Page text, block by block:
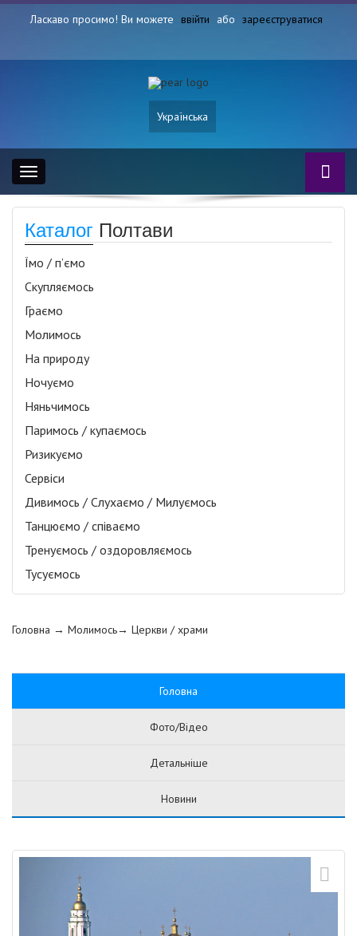
Ласкаво просимо! Ви можете ввійти або зареєструватися
Українська
Toggle
navigation
Каталог Полтави
Їмо / п’ємо
Скупляємось
Граємо
Молимось
На природу
Ночуємо
Няньчимось
Паримось / купаємось
Ризикуємо
Сервіси
Дивимось / Слухаємо / Милуємось
Танцюємо / співаємо
Тренуємось / оздоровляємось
Тусуємось
Головна → Молимось→ Церкви / храми
Головна
Фото/Відео
Детальніше
Новини